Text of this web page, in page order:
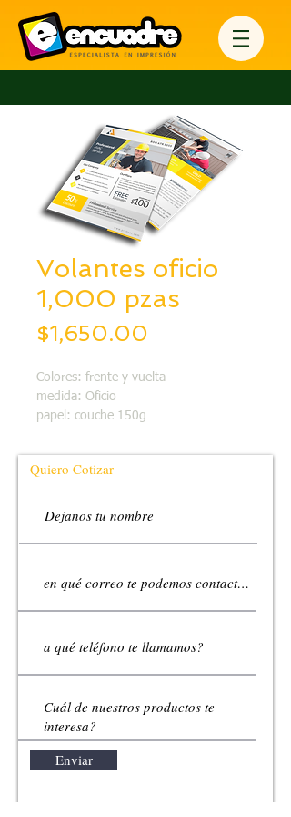
Volantes oficio
1,000 pzas
$1,650.00
Colores: frente y vuelta
medida: Oficio
papel: couche 150g
Quiero Cotizar
Enviar